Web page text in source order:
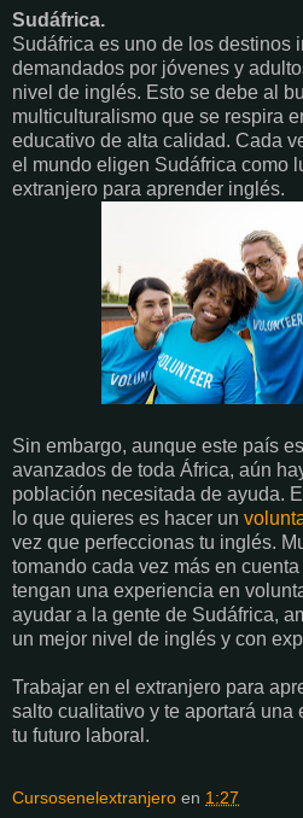
Sudáfrica.
Sudáfrica es uno de los destinos
demandados por jóvenes y
nivel de inglés. Esto se debe al
multiculturalismo que se respira
educativo de alta calidad. Cada
el mundo eligen Sudáfrica como
extranjero para aprender inglés.
Sin embargo, aunque este país
avanzados de toda África, aún
población necesitada de ayuda.
lo que quieres es hacer un
vez que perfeccionas tu inglés.
tomando cada vez más en
tengan una experiencia en
ayudar a la gente de Sudáfrica,
un mejor nivel de inglés y con
Trabajar en el extranjero para
salto cualitativo y te aportará una
tu futuro laboral.
Cursosenelextranjero en 1:27